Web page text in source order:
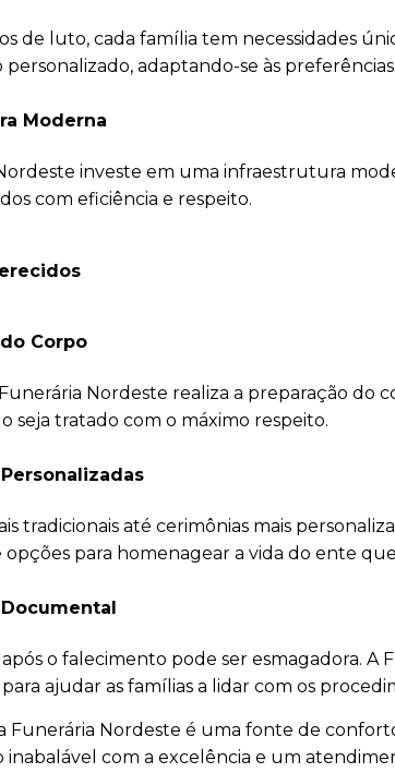
de luto, cada família tem necessidades
adaptando-se às
Moderna
investe em uma infraestrutura
com eficiência e respeito.
Corpo
Nordeste realiza a preparação do
seja tratado com o máximo respeito.
tradicionais até cerimônias mais
opções para homenagear a vida do ente
o falecimento pode ser esmagadora. A
ajudar as famílias a lidar com os
Funerária Nordeste é uma fonte de
inabalável com a excelência e um